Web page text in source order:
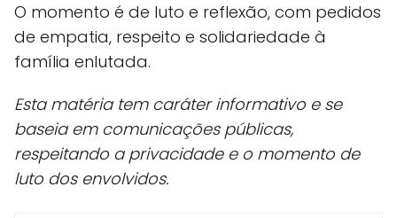
O momento é de luto e reflexão, com pedidos
de empatia, respeito e solidariedade à
família enlutada.
Esta matéria tem caráter informativo e se
baseia em comunicações públicas,
respeitando a privacidade e o momento de
luto dos envolvidos.